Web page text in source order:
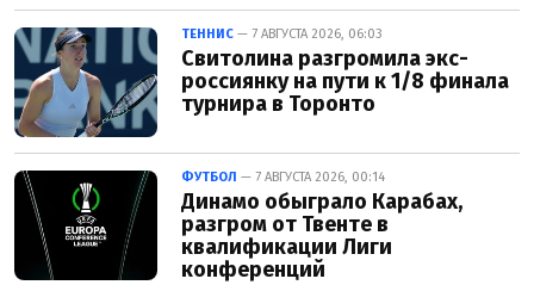
ТЕННИС — 7 АВГУСТА 2026, 06:03
Свитолина разгромила экс-
россиянку на пути к 1/8 финала
турнира в Торонто
ФУТБОЛ — 7 АВГУСТА 2026, 00:14
Динамо обыграло Карабах,
разгром от Твенте в
квалификации Лиги
конференций